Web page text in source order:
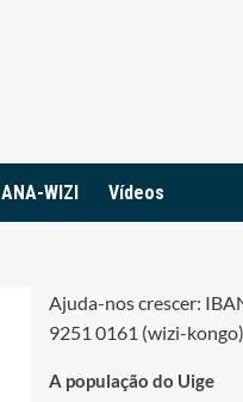
ANA-WIZI Vídeos
Ajuda-nos crescer:
9251 0161 (wizi-kongo)
A população do Uige